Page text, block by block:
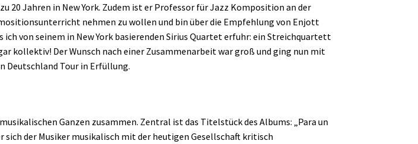
20 Jahren in New York. Zudem ist er Professor für Jazz Komposition an der
nehmen zu wollen und bin über die Empfehlung von Enjott
von seinem in New York basierenden Sirius Quartet erfuhr: ein Streichquartett
kollektiv! Der Wunsch nach einer Zusammenarbeit war groß und ging nun mit
Deutschland Tour in Erfüllung.
Ganzen zusammen. Zentral ist das Titelstück des Albums: „Para un
der Musiker musikalisch mit der heutigen Gesellschaft kritisch